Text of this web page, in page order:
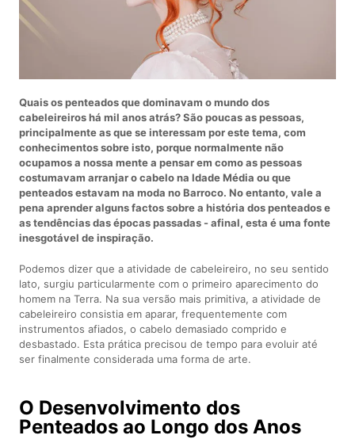
Quais os penteados que dominavam o mundo dos
cabeleireiros há mil anos atrás? São poucas as pessoas,
principalmente as que se interessam por este tema, com
conhecimentos sobre isto, porque normalmente não
ocupamos a nossa mente a pensar em como as pessoas
costumavam arranjar o cabelo na Idade Média ou que
penteados estavam na moda no Barroco. No entanto, vale a
pena aprender alguns factos sobre a história dos penteados e
as tendências das épocas passadas - afinal, esta é uma fonte
inesgotável de inspiração.
Podemos dizer que a atividade de cabeleireiro, no seu sentido
lato, surgiu particularmente com o primeiro aparecimento do
homem na Terra. Na sua versão mais primitiva, a atividade de
cabeleireiro consistia em aparar, frequentemente com
instrumentos afiados, o cabelo demasiado comprido e
desbastado. Esta prática precisou de tempo para evoluir até
ser finalmente considerada uma forma de arte.
O Desenvolvimento dos
Penteados ao Longo dos Anos